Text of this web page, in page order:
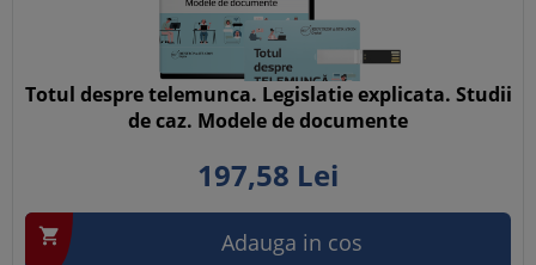
Totul despre telemunca. Legislatie explicata. Studii
de caz. Modele de documente
197,58 Lei
 Adauga in cos